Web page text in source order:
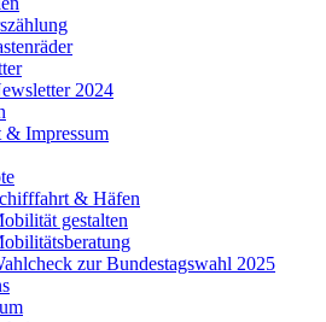
2024
Impressum
& Häfen
gestalten
zur Bundestagswahl 2025